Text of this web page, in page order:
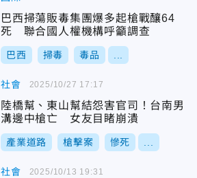
巴西掃蕩販毒集團爆多起槍戰釀64
死 聯合國人權機構呼籲調查
巴西 掃毒 毒品
社會
陸橋幫、東山幫結怨害官司！台南男
溝邊中槍亡 女友目睹崩潰
產業道路 槍擊案 慘死
2025/10/27 17:17
社會 2025/10/13 19:31